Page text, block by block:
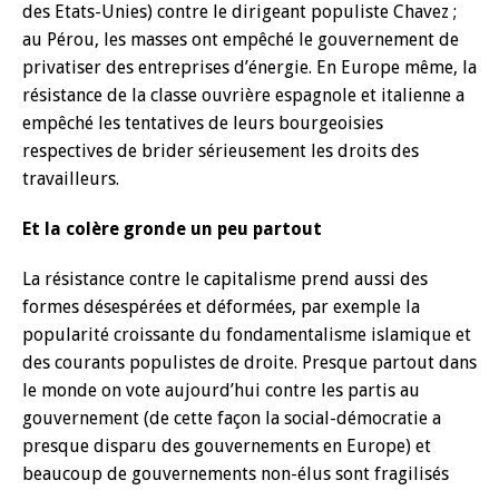
des Etats-Unies) contre le dirigeant populiste Chavez ;
au Pérou, les masses ont empêché le gouvernement de
privatiser des entreprises d’énergie. En Europe même, la
résistance de la classe ouvrière espagnole et italienne a
empêché les tentatives de leurs bourgeoisies
respectives de brider sérieusement les droits des
travailleurs.
Et la colère gronde un peu partout
La résistance contre le capitalisme prend aussi des
formes désespérées et déformées, par exemple la
popularité croissante du fondamentalisme islamique et
des courants populistes de droite. Presque partout dans
le monde on vote aujourd’hui contre les partis au
gouvernement (de cette façon la social-démocratie a
presque disparu des gouvernements en Europe) et
beaucoup de gouvernements non-élus sont fragilisés